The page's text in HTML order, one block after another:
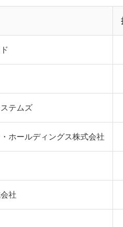
テムズ
ホールディングス株式会社
社